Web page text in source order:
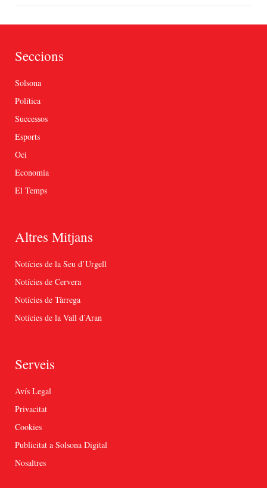
Seccions
Solsona
Política
Successos
Esports
Oci
Economia
El Temps
Altres Mitjans
Notícies de la Seu d’Urgell
Notícies de Cervera
Notícies de Tàrrega
Notícies de la Vall d’Aran
Serveis
Avís Legal
Privacitat
Cookies
Publicitat a Solsona Digital
Nosaltres